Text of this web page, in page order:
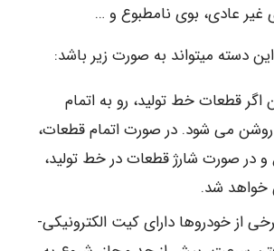
غیر عادی، بوی نامطبوع و …
دسته می­تواند به ­صورت زیر باشد:
قطعات خط تولید، رو به اتمام
روشن می شود. در صورت اتمام قطعات،
و در صورت شارژ قطعات در خط تولید،
خواهد شد.
آلارم رانندگی برخی از خودروها دارای کیت الکترونیکی­